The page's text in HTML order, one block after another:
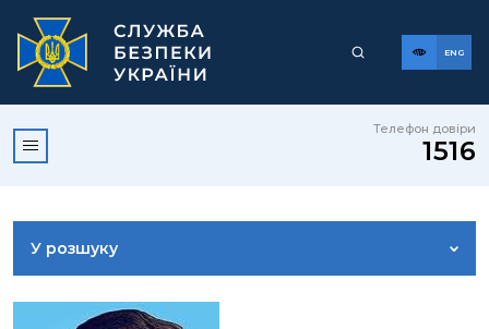
ENG
Телефон довіри
1516
У розшуку
ДОСТУП ДО ПУБЛІЧНОЇ ІНФОРМАЦІЇ